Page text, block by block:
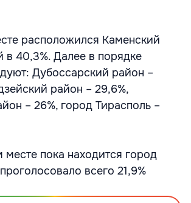
расположился Каменский
в 40,3%. Далее в порядке
Дубоссарский район –
район – 29,6%,
– 26%, город Тирасполь –
пока находится город
всего 21,9%